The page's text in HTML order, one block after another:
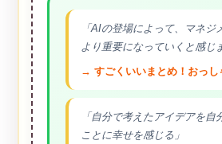
「AIの登場によって、マネジ
より重要になっていくと感じ
→ すごくいいまとめ！おっし
「自分で考えたアイデアを自
ことに幸せを感じる」